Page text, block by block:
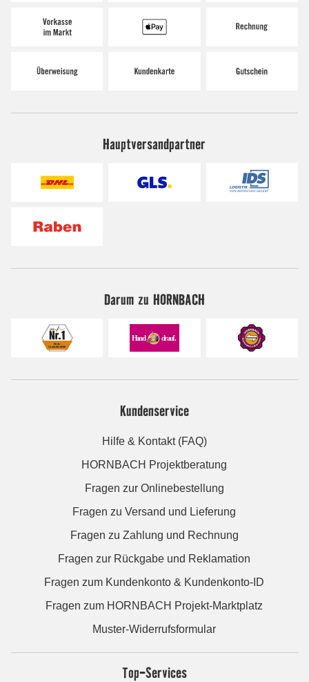
Hauptversandpartner
Darum zu HORNBACH
Kundenservice
Hilfe & Kontakt (FAQ)
HORNBACH Projektberatung
Fragen zur Onlinebestellung
Fragen zu Versand und Lieferung
Fragen zu Zahlung und Rechnung
Fragen zur Rückgabe und Reklamation
Fragen zum Kundenkonto & Kundenkonto-ID
Fragen zum HORNBACH Projekt-Marktplatz
Muster-Widerrufsformular
Top-Services